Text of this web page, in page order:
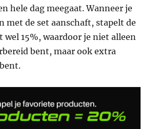
hele dag meegaat. Wanneer je
met de set aanschaft, stapelt de
15%, waardoor je niet alleen
bent, maar ook extra